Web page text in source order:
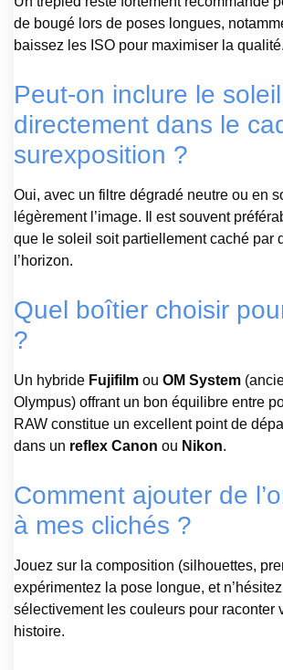
de bougé lors de poses longues,
baissez les ISO pour maximiser la qualité.
Peut-on inclure le soleil
directement dans le
surexposition ?
Oui, avec un filtre dégradé neutre ou en
légèrement l’image. Il est souvent
que le soleil soit partiellement caché par
l’horizon.
Quel boîtier choisir
?
Un hybride Fujifilm ou OM System
Olympus) offrant un bon équilibre entre
RAW constitue un excellent point de
dans un reflex Canon ou Nikon.
Comment ajouter de
à mes clichés ?
Jouez sur la composition (silhouettes,
expérimentez la pose longue, et
sélectivement les couleurs pour raconter
histoire.